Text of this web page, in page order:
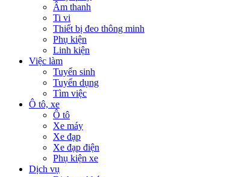
Âm thanh
Ti vi
Thiết bị đeo thông minh
Phụ kiện
Linh kiện
Việc làm
Tuyển sinh
Tuyển dụng
Tìm việc
Ô tô, xe
Ô tô
Xe máy
Xe đạp
Xe đạp điện
Phụ kiện xe
Dịch vụ